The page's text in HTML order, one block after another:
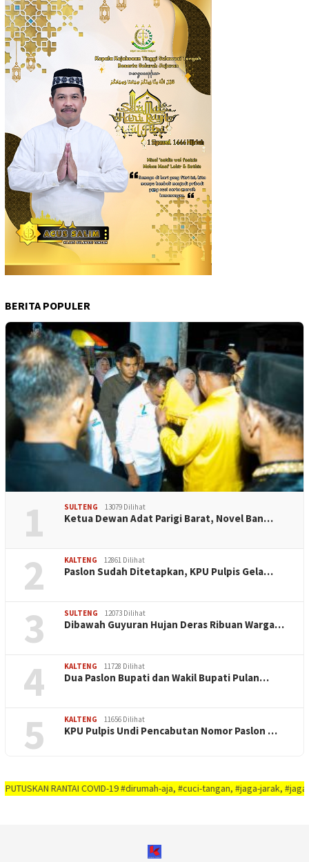
BERITA POPULER
1 SULTENG 13079 Dilihat
Ketua Dewan Adat Parigi Barat, Novel Ban…
2 KALTENG 12861 Dilihat
Paslon Sudah Ditetapkan, KPU Pulpis Gela…
3 SULTENG 12073 Dilihat
Dibawah Guyuran Hujan Deras Ribuan Warga…
4 KALTENG 11728 Dilihat
Dua Paslon Bupati dan Wakil Bupati Pulan…
5 KALTENG 11656 Dilihat
KPU Pulpis Undi Pencabutan Nomor Paslon …
RANTAI COVID-19 #dirumah-aja, #cuci-tangan, #jaga-jarak, #jaga-